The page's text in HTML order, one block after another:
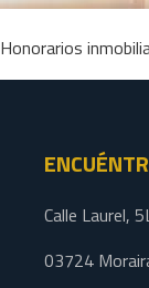
Honorarios
Calle Laurel,
03724